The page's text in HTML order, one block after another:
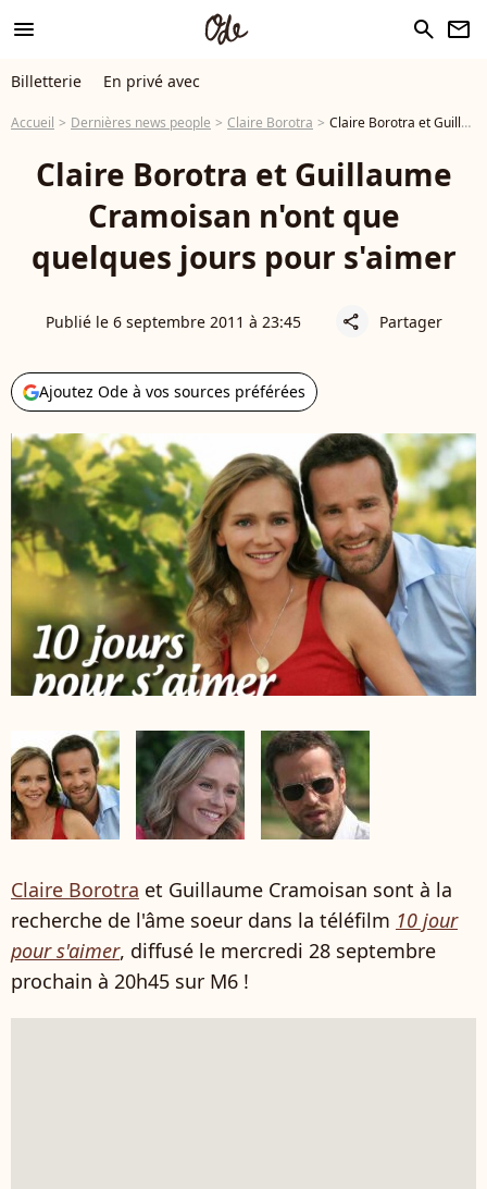
menu search newsletter
Billetterie En privé avec
Accueil Dernières news people Claire Borotra Claire Borotra et Guillaume Cramoisan n'ont que quelques jours pour s'aimer
Claire Borotra et Guillaume
Cramoisan n'ont que
quelques jours pour s'aimer
Publié le 6 septembre 2011 à 23:45 share Partager
Ajoutez Ode à vos sources préférées
Claire Borotra et Guillaume Cramoisan sont à la
recherche de l'âme soeur dans la téléfilm 10 jour
pour s'aimer, diffusé le mercredi 28 septembre
prochain à 20h45 sur M6 !